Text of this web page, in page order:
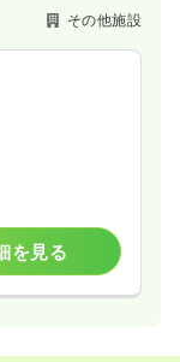
その他施設
を見る